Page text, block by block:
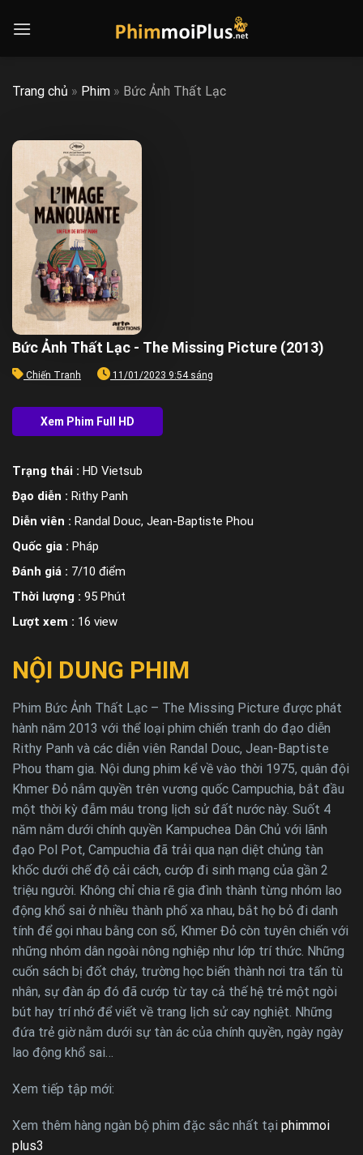
Trang chủ » Phim » Bức Ảnh Thất Lạc
Bức Ảnh Thất Lạc - The Missing Picture (2013)
Chiến Tranh 11/01/2023 9:54 sáng
Trạng thái : HD Vietsub
Đạo diễn : Rithy Panh
Diễn viên : Randal Douc, Jean-Baptiste Phou
Quốc gia : Pháp
Đánh giá : 7/10 điểm
Thời lượng : 95 Phút
Lượt xem : 16 view
NỘI DUNG PHIM
Phim Bức Ảnh Thất Lạc – The Missing Picture được phát
hành năm 2013 với thể loại phim chiến tranh do đạo diễn
Rithy Panh và các diễn viên Randal Douc, Jean-Baptiste
Phou tham gia. Nội dung phim kể về vào thời 1975, quân đội
Khmer Đỏ nắm quyền trên vương quốc Campuchia, bắt đầu
một thời kỳ đẫm máu trong lịch sử đất nước này. Suốt 4
năm nằm dưới chính quyền Kampuchea Dân Chủ với lãnh
đạo Pol Pot, Campuchia đã trải qua nạn diệt chủng tàn
khốc dưới chế độ cải cách, cướp đi sinh mạng của gần 2
triệu người. Không chỉ chia rẽ gia đình thành từng nhóm lao
động khổ sai ở nhiều thành phố xa nhau, bắt họ bỏ đi danh
tính để gọi nhau bằng con số, Khmer Đỏ còn tuyên chiến với
những nhóm dân ngoài nông nghiệp như lớp trí thức. Những
cuốn sách bị đốt cháy, trường học biến thành nơi tra tấn tù
nhân, sự đàn áp đó đã cướp từ tay cả thế hệ trẻ một ngòi
bút hay trí nhớ để viết về trang lịch sử cay nghiệt. Những
đứa trẻ giờ nằm dưới sự tàn ác của chính quyền, ngày ngày
lao động khổ sai…
Xem tiếp tập mới:
Xem thêm hàng ngàn bộ phim đặc sắc nhất tại phimmoi
plus3